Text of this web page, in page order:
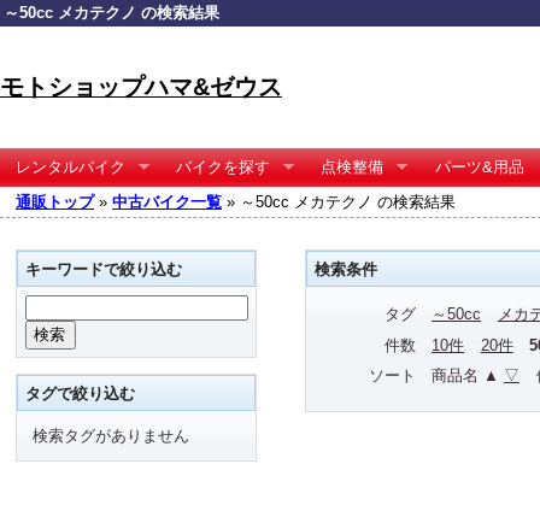
～50cc メカテクノ の検索結果
モトショップハマ&ゼウス
レンタルバイク バイクを探す 点検整備
パーツ&用品
通販トップ» 中古バイク一覧 » ～50cc メカテクノ の検索結果
検索条件
タグ ～50cc
メカ
件数
10件 20件
ソート
商品名 ▲ ▽
キーワードで絞り込む
タグで絞り込む
検索タグがありません